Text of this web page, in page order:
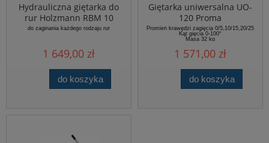
Hydrauliczna giętarka do
rur Holzmann RBM 10
do zaginania każdego rodzaju rur
1 649,00 zł
do koszyka
Giętarka uniwersalna UO-
120 Proma
Promień krawędzi zagięcia 0/5,10/15,20/25
Kąt gięcia 0-100°
Masa 32 kg
1 571,00 zł
do koszyka